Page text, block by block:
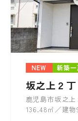
NEW 新築
坂之上２
鹿児島市坂之
136.48㎡／建物